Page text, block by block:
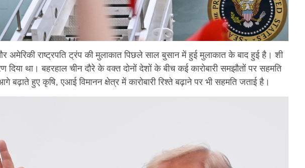
अमेरिकी राष्ट्रपति ट्रंप की मुलाकात पिछले साल बुसान में हुई मुलाकात के बाद हुई है। शी
था। बहरहाल चीन दौरे के वक्त दोनों देशों के बीच कई कारोबारी समझौतों पर सहमति
बढ़ाते हुए कृषि, एआई विमानन क्षेत्र में कारोबारी रिश्ते बढ़ाने पर भी सहमति जताई है।